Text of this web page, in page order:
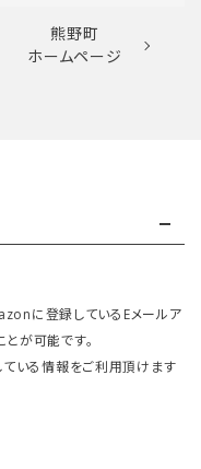
熊野町
ホームページ
に登録しているEメールア
が可能です。
いる情報をご利用頂けます